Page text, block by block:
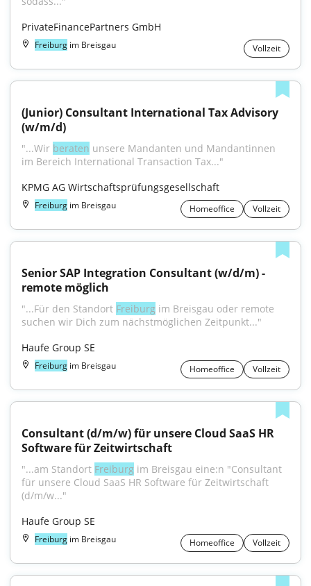
PrivateFinancePartners GmbH
Freiburg im Breisgau Vollzeit
(Junior) Consultant International Tax Advisory
(w/m/d)
"...Wir beraten unsere Mandanten und Mandantinnen
im Bereich International Transaction Tax..."
KPMG AG Wirtschaftsprüfungsgesellschaft
Freiburg im Breisgau Homeoffice Vollzeit
Senior SAP Integration Consultant (w/d/m) -
remote möglich
"...Für den Standort Freiburg im Breisgau oder remote
suchen wir Dich zum nächstmöglichen Zeitpunkt..."
Haufe Group SE
Freiburg im Breisgau Homeoffice Vollzeit
Consultant (d/m/w) für unsere Cloud SaaS HR
Software für Zeitwirtschaft
"...am Standort Freiburg im Breisgau eine:n "Consultant
für unsere Cloud SaaS HR Software für Zeitwirtschaft
(d/m/w..."
Haufe Group SE
Freiburg im Breisgau Homeoffice Vollzeit